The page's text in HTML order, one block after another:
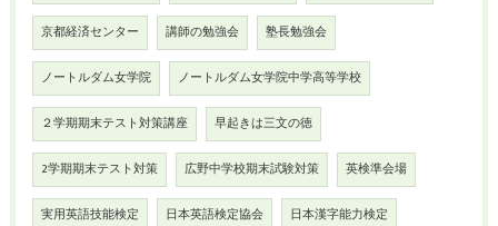
京都経済センター 講師の勉強会 塾長勉強会
ノートルダム女学院 ノートルダム女学院中学高等学校
２学期期末テスト対策講座 早起きは三文の徳
2学期期末テスト対策 広野中学校期末試験対策 英検準会場
実用英語技能検定 日本英語検定協会 日本漢字能力検定